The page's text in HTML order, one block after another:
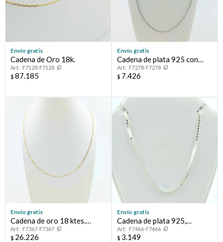
Envío gratis
Cadena de Oro 18k.
F7128-F7128
$ 87.185
Envío gratis
Cadena de plata 925 con
double de oro 18k, 50 cm.
F7278-F7278
$ 7.426
Envío gratis
Cadena de oro 18 ktes.
Modelo, VENECIANA., 45 cm
F7367-F7367
$ 26.226
Envío gratis
Cadena de plata 925,
VENECIANA.
F7466-F7466
$ 3.149